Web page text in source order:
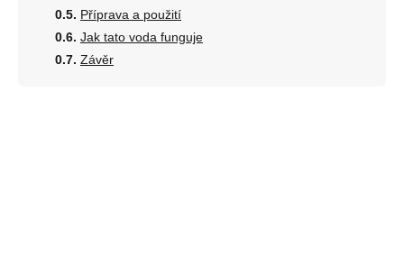
Příprava a použití
Jak tato voda funguje
Závěr